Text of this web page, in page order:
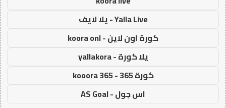
Yalla Live - يلا لايف
كورة اون لاين - koora onl
يلا كورة - yallakora
كورة 365 - kooora 365
اس جول - AS Goal